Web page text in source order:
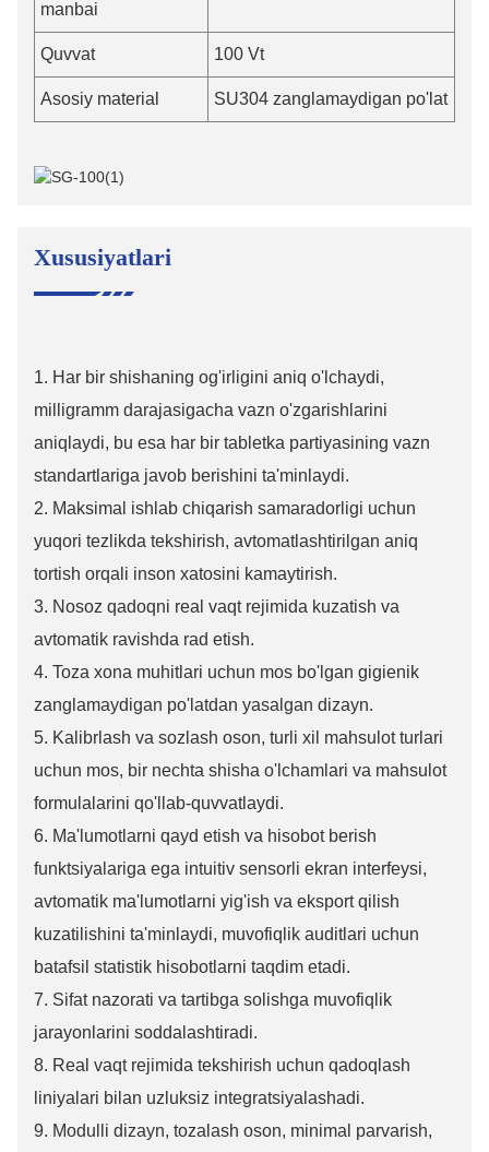
manbai
Quvvat 100 Vt
Asosiy material SU304 zanglamaydigan po'lat
Xususiyatlari
1. Har bir shishaning og'irligini aniq o'lchaydi,
milligramm darajasigacha vazn o'zgarishlarini
aniqlaydi, bu esa har bir tabletka partiyasining vazn
standartlariga javob berishini ta'minlaydi.
2. Maksimal ishlab chiqarish samaradorligi uchun
yuqori tezlikda tekshirish, avtomatlashtirilgan aniq
tortish orqali inson xatosini kamaytirish.
3. Nosoz qadoqni real vaqt rejimida kuzatish va
avtomatik ravishda rad etish.
4. Toza xona muhitlari uchun mos bo'lgan gigienik
zanglamaydigan po'latdan yasalgan dizayn.
5. Kalibrlash va sozlash oson, turli xil mahsulot turlari
uchun mos, bir nechta shisha o'lchamlari va mahsulot
formulalarini qo'llab-quvvatlaydi.
6. Ma'lumotlarni qayd etish va hisobot berish
funktsiyalariga ega intuitiv sensorli ekran interfeysi,
avtomatik ma'lumotlarni yig'ish va eksport qilish
kuzatilishini ta'minlaydi, muvofiqlik auditlari uchun
batafsil statistik hisobotlarni taqdim etadi.
7. Sifat nazorati va tartibga solishga muvofiqlik
jarayonlarini soddalashtiradi.
8. Real vaqt rejimida tekshirish uchun qadoqlash
liniyalari bilan uzluksiz integratsiyalashadi.
9. Modulli dizayn, tozalash oson, minimal parvarish,